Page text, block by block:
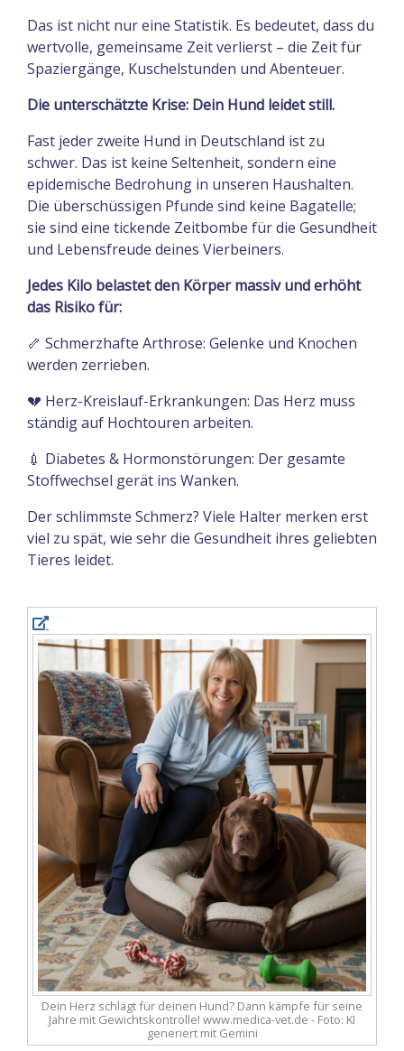
Das ist nicht nur eine Statistik. Es bedeutet, dass du
wertvolle, gemeinsame Zeit verlierst – die Zeit für
Spaziergänge, Kuschelstunden und Abenteuer.
Die unterschätzte Krise: Dein Hund leidet still.
Fast jeder zweite Hund in Deutschland ist zu
schwer. Das ist keine Seltenheit, sondern eine
epidemische Bedrohung in unseren Haushalten.
Die überschüssigen Pfunde sind keine Bagatelle;
sie sind eine tickende Zeitbombe für die Gesundheit
und Lebensfreude deines Vierbeiners.
Jedes Kilo belastet den Körper massiv und erhöht
das Risiko für:
🦴 Schmerzhafte Arthrose: Gelenke und Knochen
werden zerrieben.
💔 Herz-Kreislauf-Erkrankungen: Das Herz muss
ständig auf Hochtouren arbeiten.
💉 Diabetes & Hormonstörungen: Der gesamte
Stoffwechsel gerät ins Wanken.
Der schlimmste Schmerz? Viele Halter merken erst
viel zu spät, wie sehr die Gesundheit ihres geliebten
Tieres leidet.
Dein Herz schlägt für deinen Hund? Dann kämpfe für seine
Jahre mit Gewichtskontrolle! www.medica-vet.de - Foto: KI
generiert mit Gemini